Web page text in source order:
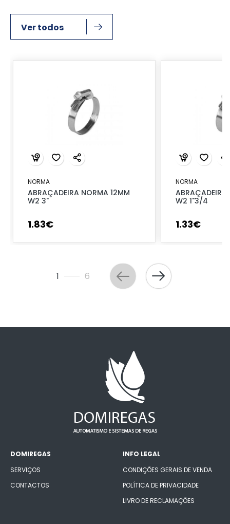
Ver todos
NORMA
ABRAÇADEIRA NORMA 12MM
W2 3"
1.83€
NORMA
ABRAÇADEIRA
W2 1"3/4
1.33€
1 6
DOMIREGAS
SERVIÇOS
CONTACTOS
INFO LEGAL
CONDIÇÕES GERAIS DE VENDA
POLÍTICA DE PRIVACIDADE
LIVRO DE RECLAMAÇÕES